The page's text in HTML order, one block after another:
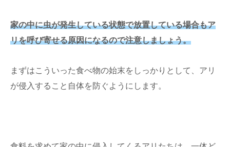
家の中に虫が発生している状態で放置している場合もア
リを呼び寄せる原因になるので注意しましょう。
まずはこういった食べ物の始末をしっかりとして、アリ
が侵入すること自体を防ぐようにします。